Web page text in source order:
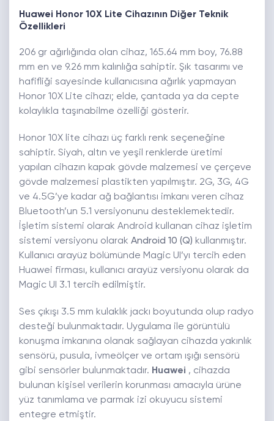
Huawei Honor 10X Lite Cihazının Diğer Teknik
Özellikleri
206 gr ağırlığında olan cihaz, 165.64 mm boy, 76.88
mm en ve 9.26 mm kalınlığa sahiptir. Şık tasarımı ve
hafifliği sayesinde kullanıcısına ağırlık yapmayan
Honor 10X Lite cihazı; elde, çantada ya da cepte
kolaylıkla taşınabilme özelliği gösterir.
Honor 10X lite cihazı üç farklı renk seçeneğine
sahiptir. Siyah, altın ve yeşil renklerde üretimi
yapılan cihazın kapak gövde malzemesi ve çerçeve
gövde malzemesi plastikten yapılmıştır. 2G, 3G, 4G
ve 4.5G’ye kadar ağ bağlantısı imkanı veren cihaz
Bluetooth’un 5.1 versiyonunu desteklemektedir.
İşletim sistemi olarak Android kullanan cihaz işletim
sistemi versiyonu olarak Android 10 (Q) kullanmıştır.
Kullanıcı arayüz bölümünde Magic UI’yı tercih eden
Huawei firması, kullanıcı arayüz versiyonu olarak da
Magic UI 3.1 tercih edilmiştir.
Ses çıkışı 3.5 mm kulaklık jackı boyutunda olup radyo
desteği bulunmaktadır. Uygulama ile görüntülü
konuşma imkanına olanak sağlayan cihazda yakınlık
sensörü, pusula, ivmeölçer ve ortam ışığı sensörü
gibi sensörler bulunmaktadır. Huawei , cihazda
bulunan kişisel verilerin korunması amacıyla ürüne
yüz tanımlama ve parmak izi okuyucu sistemi
entegre etmiştir.